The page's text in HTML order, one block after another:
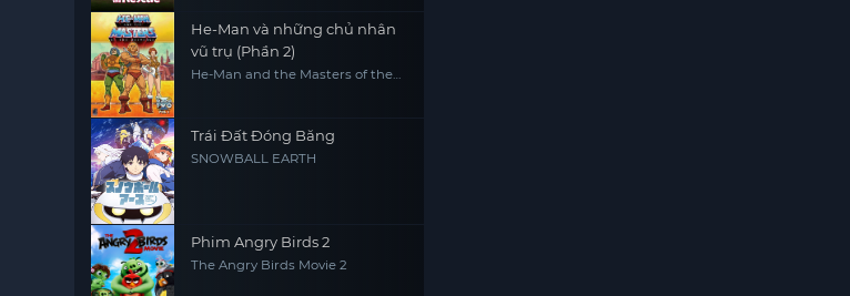
He-Man và những chủ nhân
vũ trụ (Phần 2)
He-Man and the Masters of the
Trái Đất Đóng Băng
SNOWBALL EARTH
Phim Angry Birds 2
The Angry Birds Movie 2